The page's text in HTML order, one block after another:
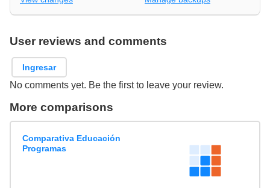
User reviews and comments
Ingresar
No comments yet. Be the first to leave your review.
More comparisons
Comparativa Educación
Programas